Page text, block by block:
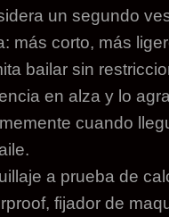
un segundo
más corto, más
bailar sin
en alza y lo
cuando
a prueba de
fijador de